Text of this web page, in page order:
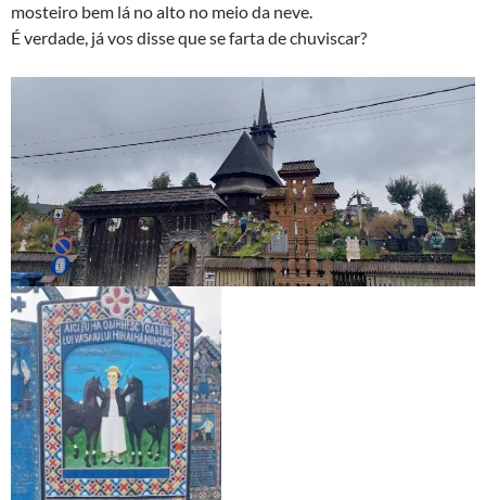
mosteiro bem lá no alto no meio da neve.
É verdade, já vos disse que se farta de chuviscar?